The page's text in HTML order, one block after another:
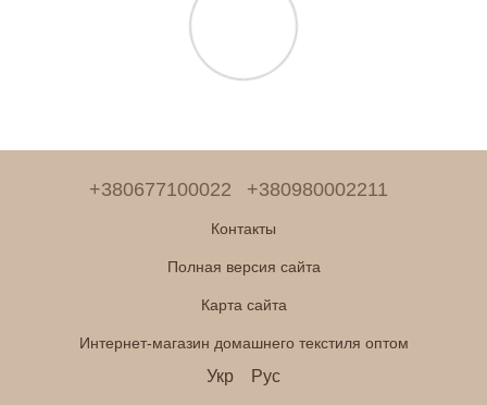
+380677100022 +380980002211
Контакты
Полная версия сайта
Карта сайта
Интернет-магазин домашнего текстиля оптом
Укр Рус